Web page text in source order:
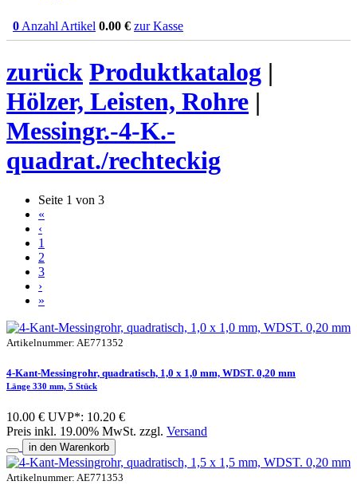
0 Anzahl Artikel 0.00 € zur Kasse
zurück Produktkatalog |
Hölzer, Leisten, Rohre |
Messingr.-4-K.-
quadrat./rechteckig
Seite 1 von 3
«
‹
1
2
3
›
»
Artikelnummer: AE771352
4-Kant-Messingrohr, quadratisch, 1,0 x 1,0 mm, WDST. 0,20 mm
Länge 330 mm, 5 Stück
10.00 € UVP*: 10.20 €
Preis inkl. 19.00% MwSt. zzgl. Versand
in den Warenkorb
Artikelnummer: AE771353